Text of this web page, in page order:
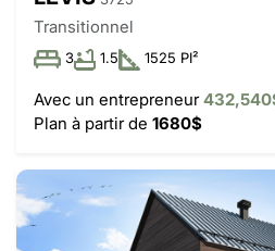
Transitionnel
3 1.5 1525 PI²
Avec un entrepreneur
Plan à partir de 1680$